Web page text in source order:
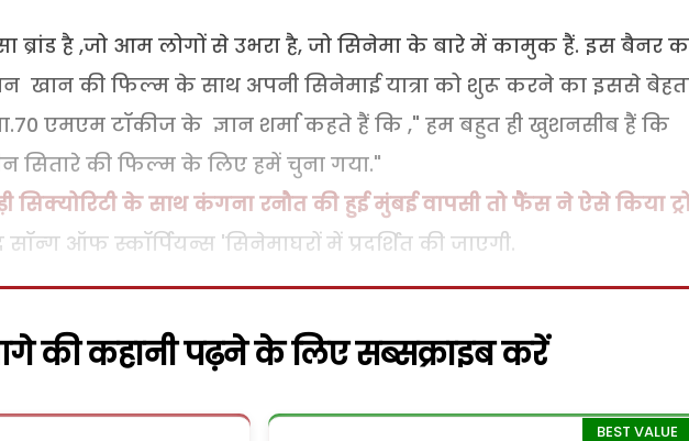
ब्रांड है ,जो आम लोगों से उभरा है, जो सिनेमा के बारे में कामुक हैं. इस बैनर
खान की फिल्म के साथ अपनी सिनेमाई यात्रा को शुरू करने का इससे
एमएम टॉकीज के ज्ञान शर्मा कहते हैं कि ," हम बहुत ही खुशनसीब हैं कि
सितारे की फिल्म के लिए हमें चुना गया."
सिक्योरिटी के साथ कंगना रनौत की हुई मुंबई वापसी तो फैंस ने ऐसे किया
ऑफ स्कॉर्पियन्स 'सिनेमाघरों में प्रदर्शित की जाएगी.
की कहानी पढ़ने के लिए सब्सक्राइब करें